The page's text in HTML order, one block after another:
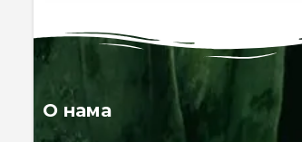
О нама